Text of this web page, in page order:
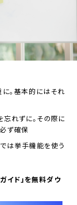
。基本的にはそれ
れずに。その際に
ず確保
は挙手機能を使う
イド」を無料ダウ